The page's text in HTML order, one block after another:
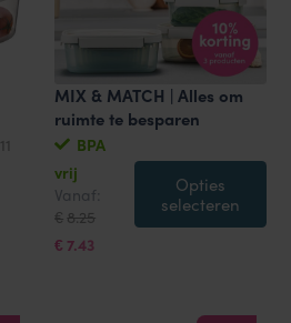
MIX & MATCH | Alles om
ruimte te besparen
BPA
vrij
Vanaf:
€ 8.25
Oorspronkelijke
prijs
was:
€8.25.
€ 7.43
Huidige
prijs
is:
€7.43.
Opties
selecteren